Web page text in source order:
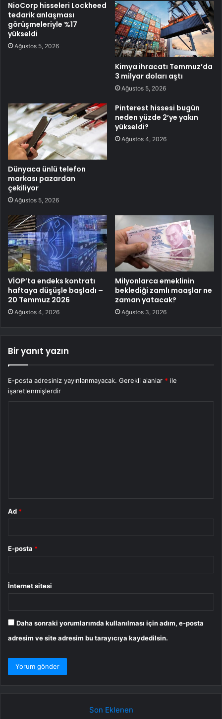
NioCorp hisseleri Lockheed
tedarik anlaşması
görüşmeleriyle %17
yükseldi
Ağustos 5, 2026
Kimya ihracatı Temmuz’da
3 milyar doları aştı
Ağustos 5, 2026
Dünyaca ünlü telefon
markası pazardan
çekiliyor
Ağustos 5, 2026
Pinterest hissesi bugün
neden yüzde 2’ye yakın
yükseldi?
Ağustos 4, 2026
VİOP’ta endeks kontratı
haftaya düşüşle başladı –
20 Temmuz 2026
Ağustos 4, 2026
Milyonlarca emeklinin
beklediği zamlı maaşlar ne
zaman yatacak?
Ağustos 3, 2026
Bir yanıt yazın
E-posta adresiniz yayınlanmayacak. Gerekli alanlar * ile
işaretlenmişlerdir
Ad *
E-posta *
İnternet sitesi
Daha sonraki yorumlarımda kullanılması için adım, e-posta
adresim ve site adresim bu tarayıcıya kaydedilsin.
Son Eklenen